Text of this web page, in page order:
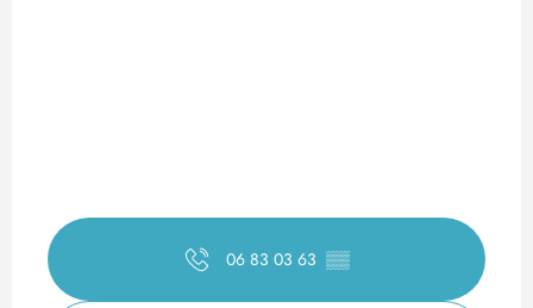
06 83 03 63 ▒▒